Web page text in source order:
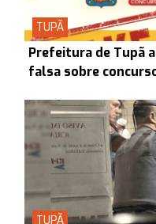
TUPÃ
Prefeitura de Tupã
falsa sobre
TUPÃ